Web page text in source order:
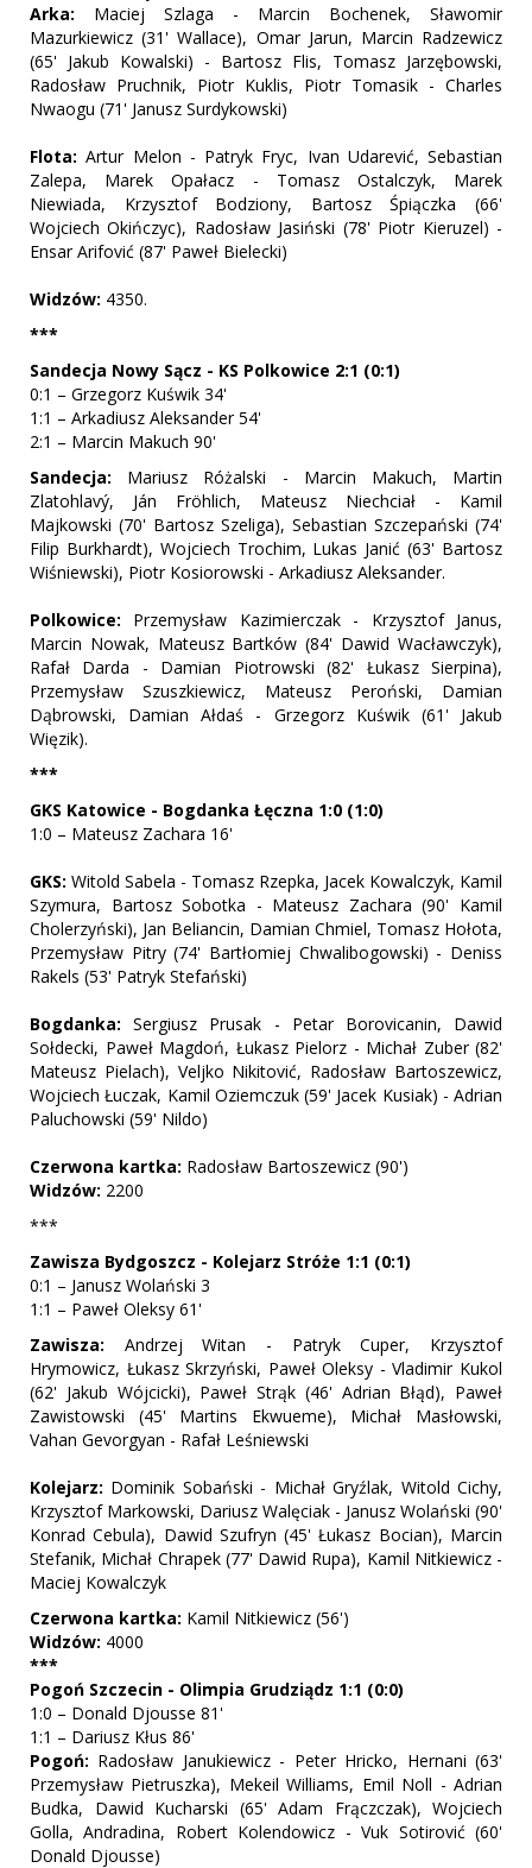
Arka: Maciej Szlaga - Marcin Bochenek, Sławomir
Mazurkiewicz (31' Wallace), Omar Jarun, Marcin Radzewicz
(65' Jakub Kowalski) - Bartosz Flis, Tomasz Jarzębowski,
Radosław Pruchnik, Piotr Kuklis, Piotr Tomasik - Charles
Nwaogu (71' Janusz Surdykowski)
Flota: Artur Melon - Patryk Fryc, Ivan Udarević, Sebastian
Zalepa, Marek Opałacz - Tomasz Ostalczyk, Marek
Niewiada, Krzysztof Bodziony, Bartosz Śpiączka (66'
Wojciech Okińczyc), Radosław Jasiński (78' Piotr Kieruzel) -
Ensar Arifović (87' Paweł Bielecki)
Widzów: 4350.
***
Sandecja Nowy Sącz - KS Polkowice 2:1 (0:1)
0:1 – Grzegorz Kuświk 34'
1:1 – Arkadiusz Aleksander 54'
2:1 – Marcin Makuch 90'
Sandecja: Mariusz Różalski - Marcin Makuch, Martin
Zlatohlavý, Ján Fröhlich, Mateusz Niechciał - Kamil
Majkowski (70' Bartosz Szeliga), Sebastian Szczepański (74'
Filip Burkhardt), Wojciech Trochim, Lukas Janić (63' Bartosz
Wiśniewski), Piotr Kosiorowski - Arkadiusz Aleksander.
Polkowice: Przemysław Kazimierczak - Krzysztof Janus,
Marcin Nowak, Mateusz Bartków (84' Dawid Wacławczyk),
Rafał Darda - Damian Piotrowski (82' Łukasz Sierpina),
Przemysław Szuszkiewicz, Mateusz Peroński, Damian
Dąbrowski, Damian Ałdaś - Grzegorz Kuświk (61' Jakub
Więzik).
***
GKS Katowice - Bogdanka Łęczna 1:0 (1:0)
1:0 – Mateusz Zachara 16'
GKS: Witold Sabela - Tomasz Rzepka, Jacek Kowalczyk, Kamil
Szymura, Bartosz Sobotka - Mateusz Zachara (90' Kamil
Cholerzyński), Jan Beliancin, Damian Chmiel, Tomasz Hołota,
Przemysław Pitry (74' Bartłomiej Chwalibogowski) - Deniss
Rakels (53' Patryk Stefański)
Bogdanka: Sergiusz Prusak - Petar Borovicanin, Dawid
Sołdecki, Paweł Magdoń, Łukasz Pielorz - Michał Zuber (82'
Mateusz Pielach), Veljko Nikitović, Radosław Bartoszewicz,
Wojciech Łuczak, Kamil Oziemczuk (59' Jacek Kusiak) - Adrian
Paluchowski (59' Nildo)
Czerwona kartka: Radosław Bartoszewicz (90')
Widzów: 2200
***
Zawisza Bydgoszcz - Kolejarz Stróże 1:1 (0:1)
0:1 – Janusz Wolański 3
1:1 – Paweł Oleksy 61'
Zawisza: Andrzej Witan - Patryk Cuper, Krzysztof
Hrymowicz, Łukasz Skrzyński, Paweł Oleksy - Vladimir Kukol
(62' Jakub Wójcicki), Paweł Strąk (46' Adrian Błąd), Paweł
Zawistowski (45' Martins Ekwueme), Michał Masłowski,
Vahan Gevorgyan - Rafał Leśniewski
Kolejarz: Dominik Sobański - Michał Gryźlak, Witold Cichy,
Krzysztof Markowski, Dariusz Walęciak - Janusz Wolański (90'
Konrad Cebula), Dawid Szufryn (45' Łukasz Bocian), Marcin
Stefanik, Michał Chrapek (77' Dawid Rupa), Kamil Nitkiewicz -
Maciej Kowalczyk
Czerwona kartka: Kamil Nitkiewicz (56')
Widzów: 4000
***
Pogoń Szczecin - Olimpia Grudziądz 1:1 (0:0)
1:0 – Donald Djousse 81'
1:1 – Dariusz Kłus 86'
Pogoń: Radosław Janukiewicz - Peter Hricko, Hernani (63'
Przemysław Pietruszka), Mekeil Williams, Emil Noll - Adrian
Budka, Dawid Kucharski (65' Adam Frączczak), Wojciech
Golla, Andradina, Robert Kolendowicz - Vuk Sotirović (60'
Donald Djousse)